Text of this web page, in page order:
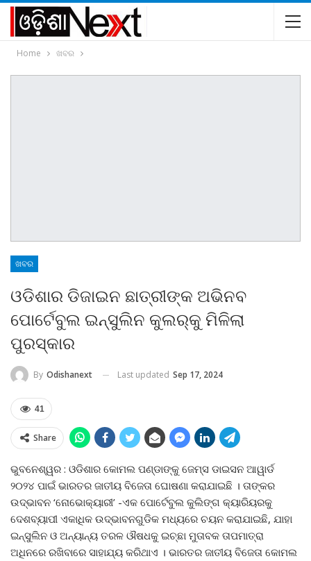
Home ଖବର
ଖବର
ଓଡିଶାର ଡିଜାଇନ ଛାତ୍ରୀଙ୍କ ଅଭିନବ
ପୋର୍ଟେବୁଲ ଇନ୍ସୁଲିନ କୁଲର୍‌କୁ ମିଳିଲା
ପୁରସ୍କାର
By Odishanext Last updated Sep 17, 2024
41
Share
ଭୁବନେଶ୍ୱର : ଓଡିଶାର କୋମଲ ପଣ୍ଡାଙ୍କୁ ଜେମ୍‌ସ ଡାଇସନ ଆୱାର୍ଡ
୨୦୨୪ ପାଇଁ ଭାରତର ଜାତୀୟ ବିଜେତା ଘୋଷଣା କରାଯାଇଛି । ତାଙ୍କର
ଉଦ୍ଭାବନ ‘ନୋଭୋକ୍ୟାରୀ’ -ଏକ ପୋର୍ଟେବୁଲ କୁଲିଙ୍ଗ କ୍ୟାରିୟରକୁ
ଦେଶବ୍ୟାପୀ ଏକାଧିକ ଉଦ୍ଭାବନଗୁଡିକ ମଧ୍ୟରେ ଚୟନ କରାଯାଇଛି, ଯାହା
ଇନ୍ସୁଲିନ ଓ ଅନ୍ୟାନ୍ୟ ତରଳ ଔଷଧକୁ ଇଚ୍ଛା ମୁତାବକ ତାପମାତ୍ରା
ଅଧିନରେ ରଖିବାରେ ସାହାଯ୍ୟ କରିଥାଏ । ଭାରତର ଜାତୀୟ ବିଜେତା କୋମଲ